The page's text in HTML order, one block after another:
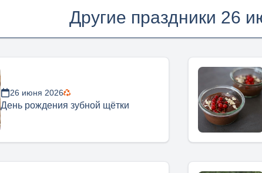
Другие праздники 26
26 июня 2026
День рождения зубной щётки